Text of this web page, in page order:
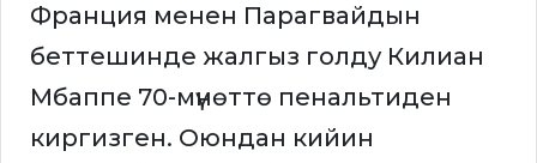
Франция менен Парагвайдын
беттешинде жалгыз голду Килиан
Мбаппе 70-мүнөттө пенальтиден
киргизген. Оюндан кийин